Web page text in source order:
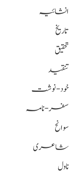
انشائیہ
تاریخ
تحقیق
تنقید
خود-نوشت
سفر-نامہ
سوانح
شاعری
ناول